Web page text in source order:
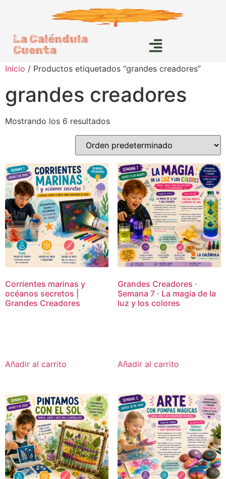
La Caléndula
Cuenta
Inicio / Productos etiquetados “grandes creadores”
grandes creadores
Mostrando los 6 resultados
Corrientes marinas y
océanos secretos |
Grandes Creadores
Añadir al carrito
Grandes Creadores ·
Semana 7 · La magia de la
luz y los colores
Añadir al carrito